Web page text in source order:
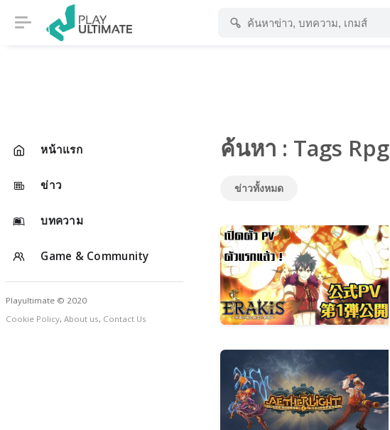
หน้าแรก
ข่าว
บทความ
Game & Community
Playultimate © 2020
Cookie Policy, About us, Contact Us
ค้นหา : Tags Rpg
ข่าวทั้งหมด